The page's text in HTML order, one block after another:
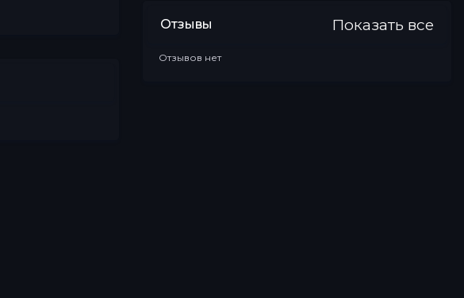
Отзывы Показать все
Отзывов нет